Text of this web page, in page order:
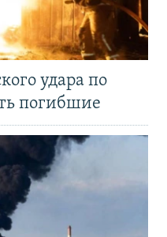
удара по
погибшие